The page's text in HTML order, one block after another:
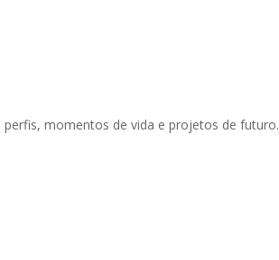
perfis, momentos de vida e projetos de futuro.